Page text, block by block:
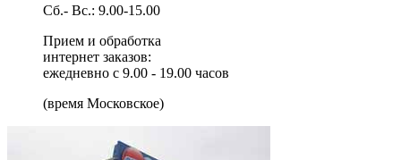
Сб.- Вс.: 9.00-15.00
Прием и обработка
интернет заказов:
ежедневно с 9.00 - 19.00 часов
(время Московское)